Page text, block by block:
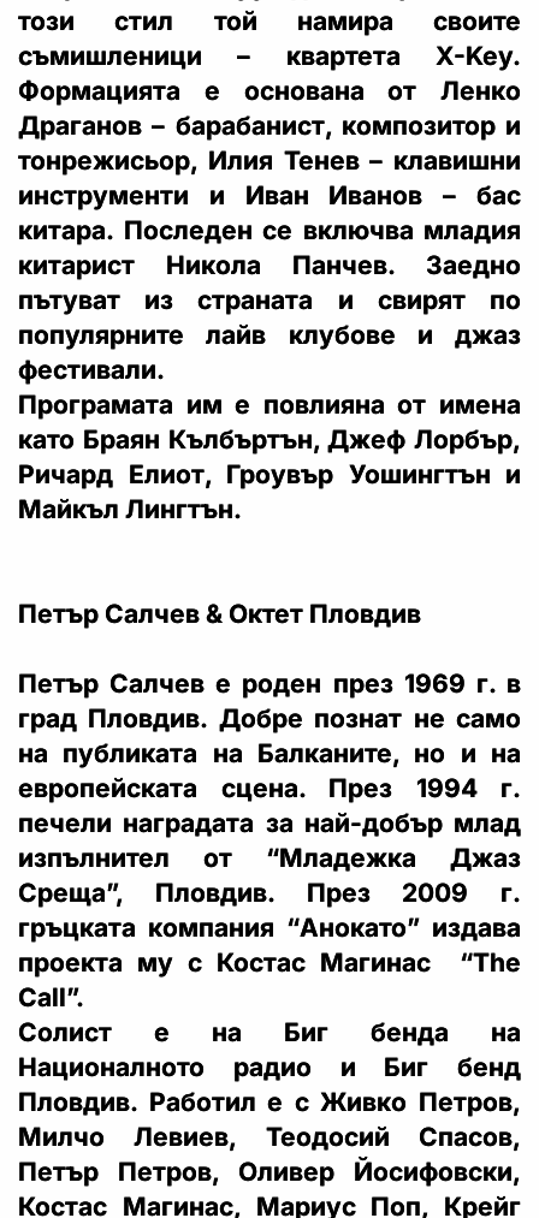
този стил той намира своите
съмишленици – квартета X-Key.
Формацията е основана от Ленко
Драганов – барабанист, композитор и
тонрежисьор, Илия Тенев – клавишни
инструменти и Иван Иванов – бас
китара. Последен се включва младия
китарист Никола Панчев. Заедно
пътуват из страната и свирят по
популярните лайв клубове и джаз
фестивали.
Програмата им е повлияна от имена
като Браян Кълбъртън, Джеф Лорбър,
Ричард Елиот, Грoувър Уошингтън и
Майкъл Лингтън.
Петър Салчев & Октет Пловдив
Петър Салчев е роден през 1969 г. в
град Пловдив. Добре познат не само
на публиката на Балканите, но и на
европейската сцена. През 1994 г.
печели наградата за най-добър млад
изпълнител от “Младежка Джаз
Среща”, Пловдив. През 2009 г.
гръцката компания “Анокато” издава
проекта му с Костас Магинас “The
Call”.
Солист е на Биг бенда на
Националното радио и Биг бенд
Пловдив. Работил е с Живко Петров,
Милчо Левиев, Теодосий Спасов,
Петър Петров, Оливер Йосифовски,
Костас Магинас, Мариус Поп, Крейг